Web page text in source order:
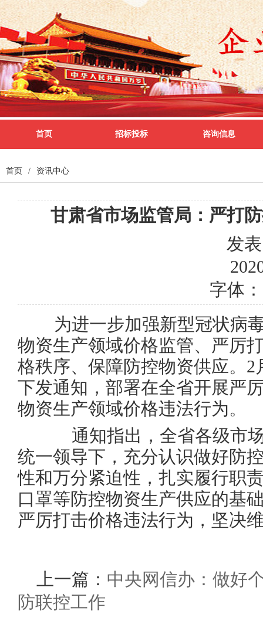
首页 招标投标 咨询信息
首页 / 资讯中心
甘肃省市场监管局：严打
发
字体：
为进一步加强新型冠状病
物资生产领域价格监管、严厉
格秩序、保障防控物资供应。
下发通知，部署在全省开展严
物资生产领域价格违法行为。
通知指出，全省各级市场
统一领导下，充分认识做好防
性和万分紧迫性，扎实履行职
口罩等防控物资生产供应的基
严厉打击价格违法行为，坚决
上一篇： 中央网信办：做好
防联控工作